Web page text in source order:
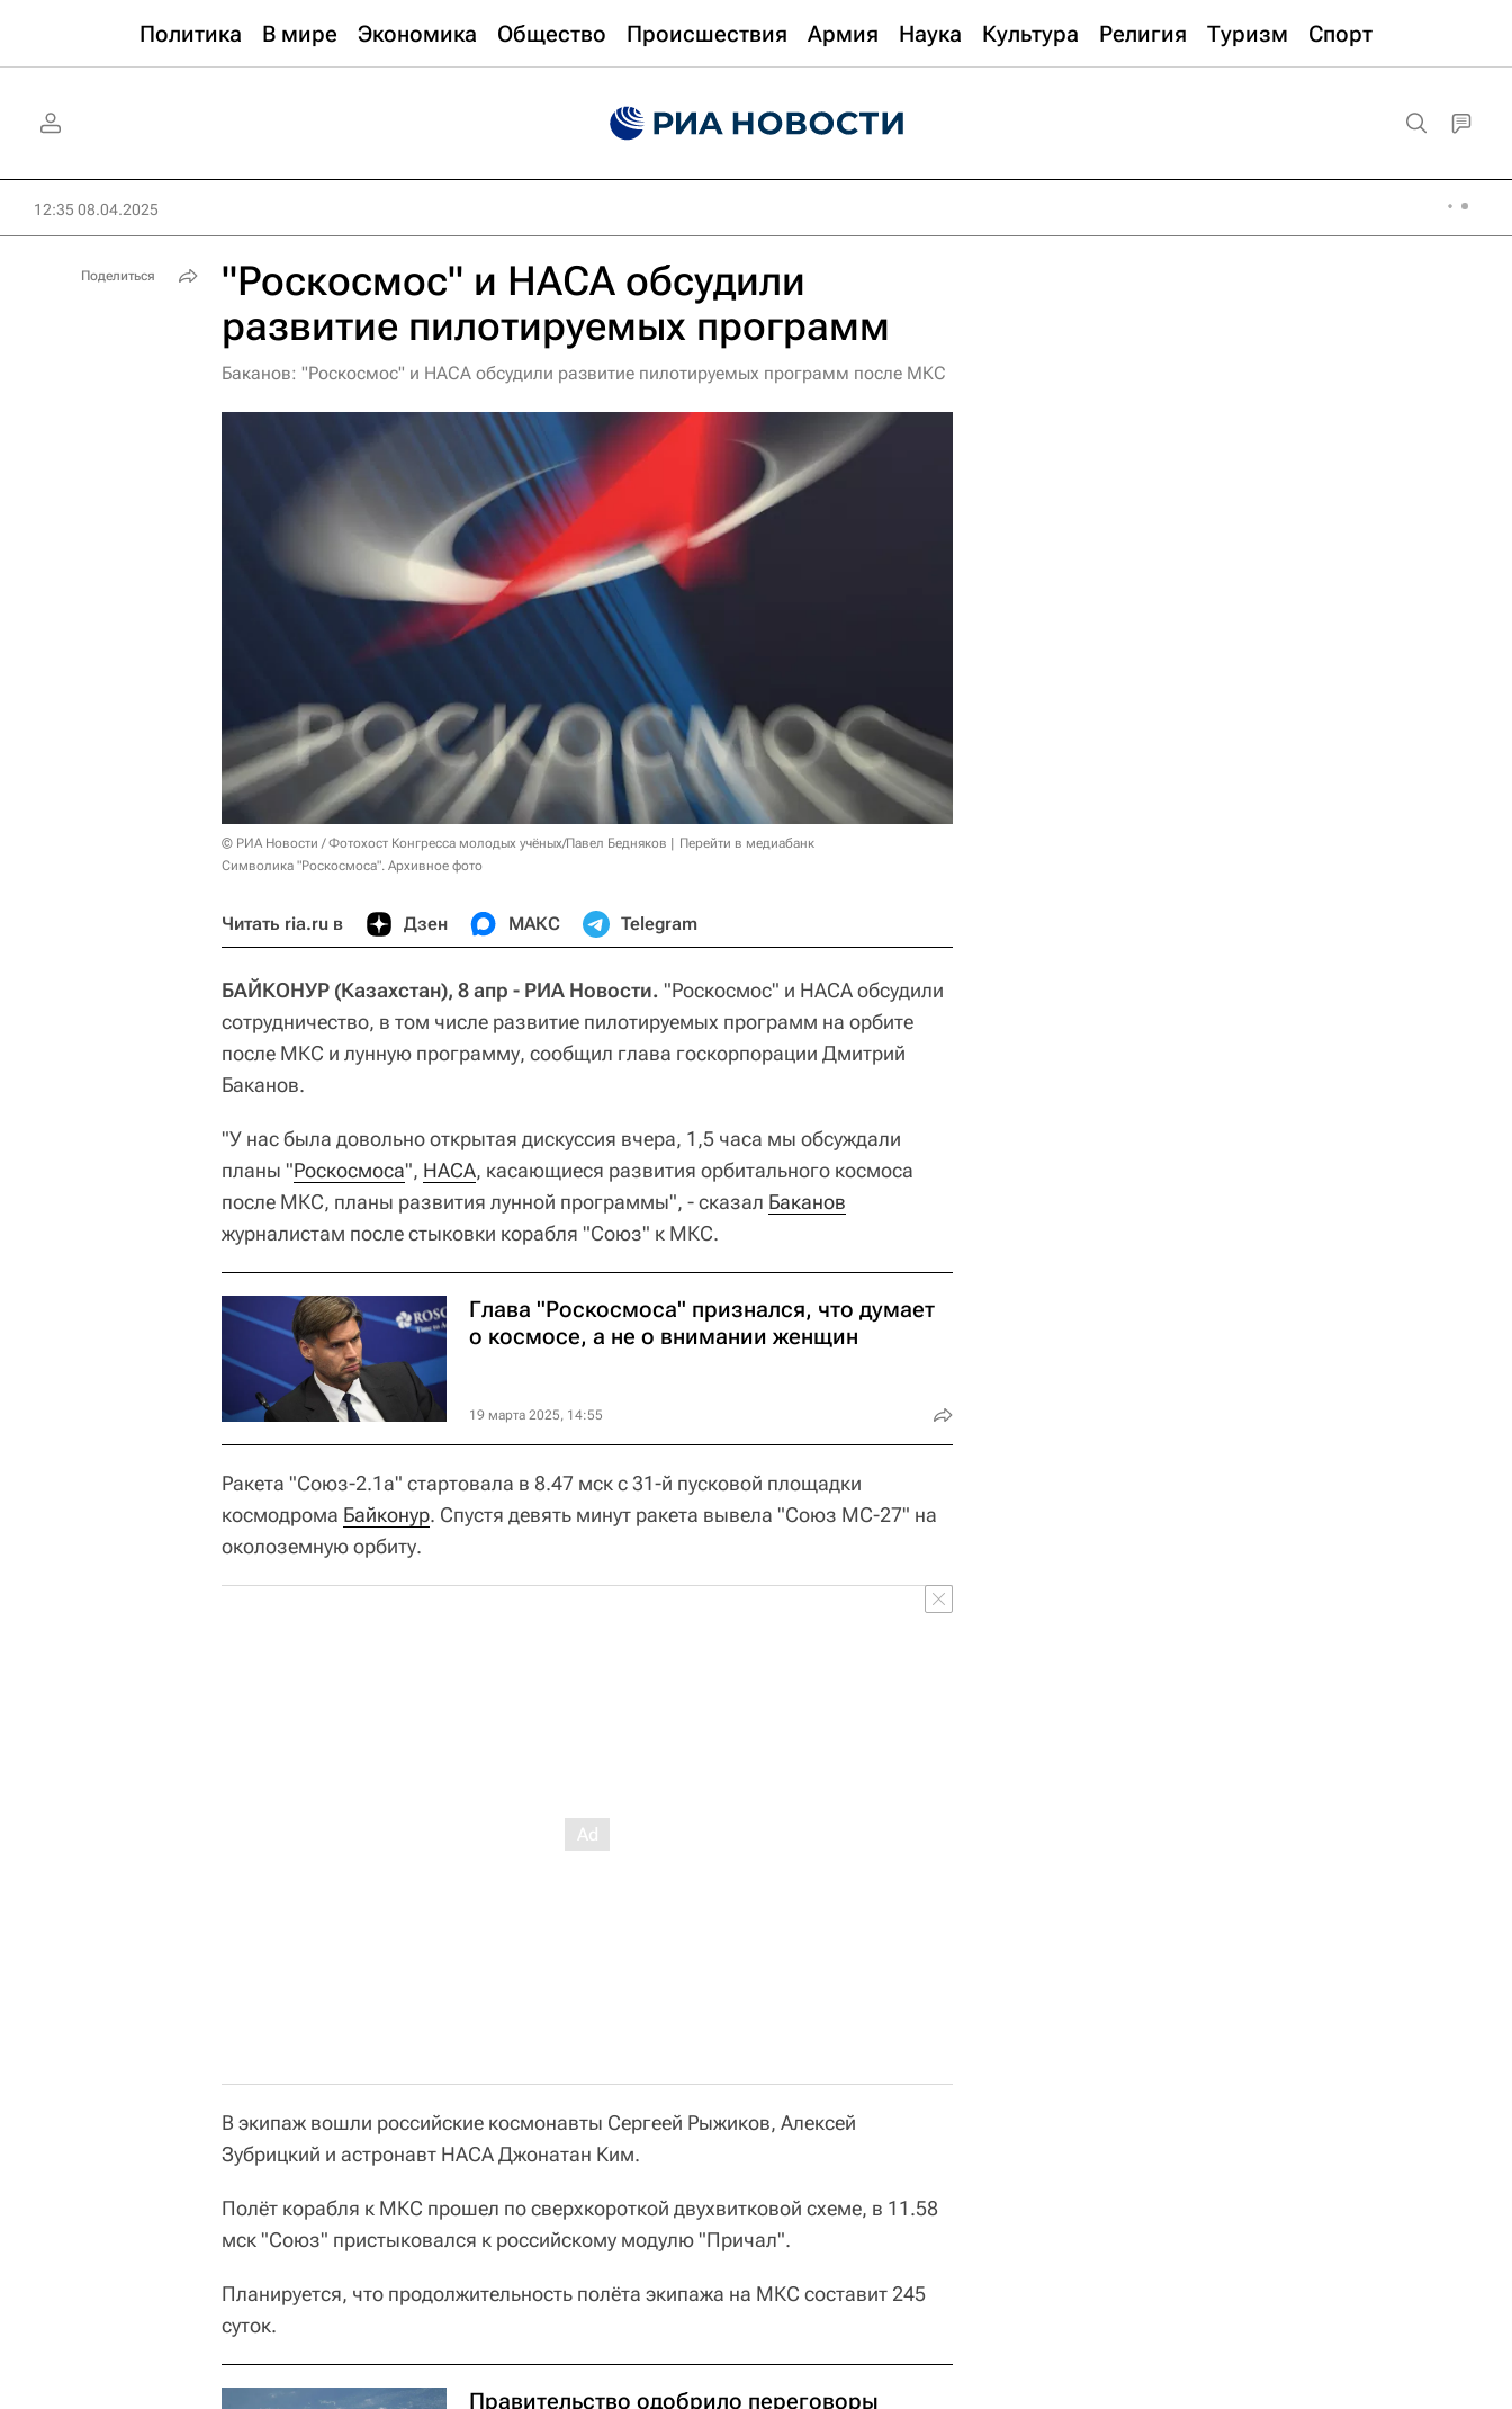
Политика В мире Экономика Общество Происшествия Армия Наука Культура Религия Туризм Спорт
12:35 08.04.2025
"Роскосмос" и НАСА обсудили
развитие пилотируемых программ
Баканов: "Роскосмос" и НАСА обсудили развитие пилотируемых программ после МКС
© РИА Новости / Фотохост Конгресса молодых учёных/Павел Бедняков
Перейти в медиабанк
Символика "Роскосмоса". Архивное фото
Читать ria.ru в Дзен МАКС Telegram
БАЙКОНУР (Казахстан), 8 апр - РИА Новости. "Роскосмос" и НАСА обсудили
сотрудничество, в том числе развитие пилотируемых программ на орбите
после МКС и лунную программу, сообщил глава госкорпорации Дмитрий
Баканов.
"У нас была довольно открытая дискуссия вчера, 1,5 часа мы обсуждали
планы "Роскосмоса", НАСА, касающиеся развития орбитального космоса
после МКС, планы развития лунной программы", - сказал Баканов
журналистам после стыковки корабля "Союз" к МКС.
Глава "Роскосмоса" признался, что думает
о космосе, а не о внимании женщин
19 марта 2025, 14:55
Ракета "Союз-2.1а" стартовала в 8.47 мск с 31-й пусковой площадки
космодрома Байконур. Спустя девять минут ракета вывела "Союз МС-27" на
околоземную орбиту.
В экипаж вошли российские космонавты Сергеей Рыжиков, Алексей
Зубрицкий и астронавт НАСА Джонатан Ким.
Полёт корабля к МКС прошел по сверхкороткой двухвитковой схеме, в 11.58
мск "Союз" пристыковался к российскому модулю "Причал".
Планируется, что продолжительность полёта экипажа на МКС составит 245
суток.
Правительство одобрило переговоры
Поделиться